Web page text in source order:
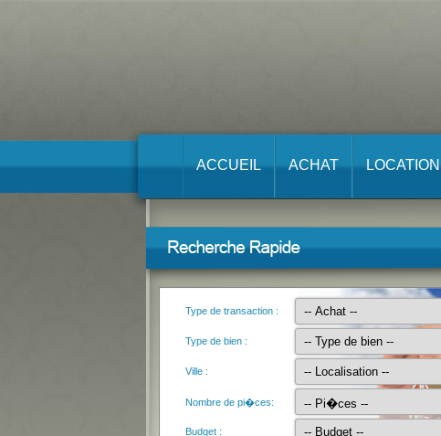
ACCUEIL ACHAT LOCATION
Type de transaction :
Type de bien :
Ville :
Nombre de pi�ces:
Budget :